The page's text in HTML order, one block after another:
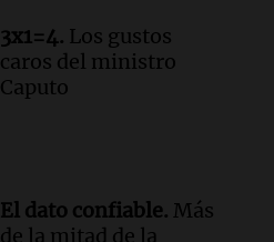
3x1=4. Los gustos
caros del ministro
Caputo
El dato confiable. Más
de la mitad de la